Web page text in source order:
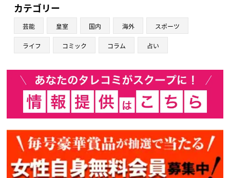
カテゴリー
芸能 皇室 国内 海外 スポーツ
ライフ コミック コラム 占い